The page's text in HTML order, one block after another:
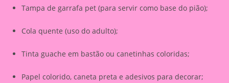
Tampa de garrafa pet (para servir como base do pião);
Cola quente (uso do adulto);
Tinta guache em bastão ou canetinhas coloridas;
Papel colorido, caneta preta e adesivos para decorar;